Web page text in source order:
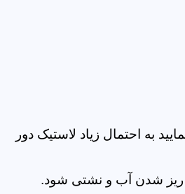
به احتمال زیاد لاستیک دور
ریز شدن آب و نشتی شود.